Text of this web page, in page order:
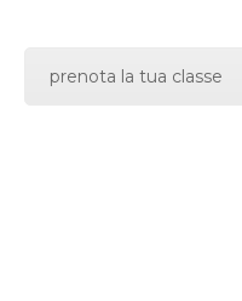
prenota la tua classe